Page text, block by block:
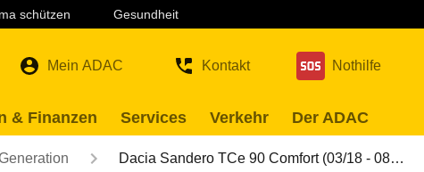
schützen Gesundheit
Mein ADAC Kontakt Nothilfe
& Finanzen Services Verkehr Der ADAC
Dacia Sandero TCe 90 Comfort (03/18 - 08…